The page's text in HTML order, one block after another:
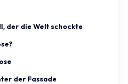
der die Welt schockte
der Fassade